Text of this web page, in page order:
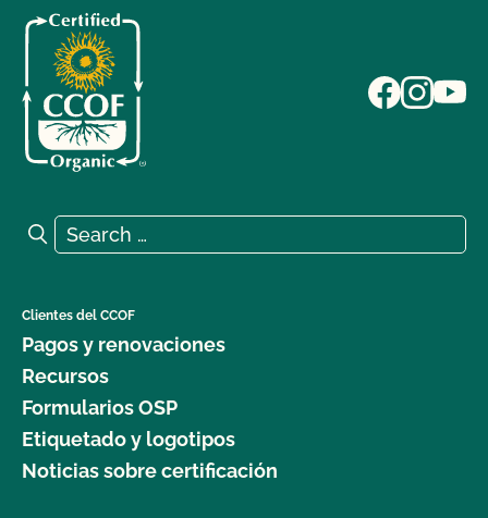
Search for:
Search
Clientes del CCOF
Pagos y renovaciones
Recursos
Formularios OSP
Etiquetado y logotipos
Noticias sobre certificación